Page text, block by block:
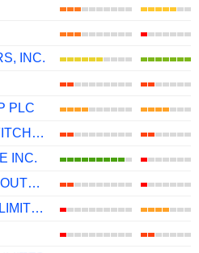
INC.
PLC
ABERCROMBIE & FITCH CO.
INC.
AMERICAN EAGLE OUTFITTERS, INC.
MR PRICE GROUP LIMITED